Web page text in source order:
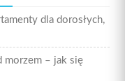
dla dorosłych,
morzem – jak się